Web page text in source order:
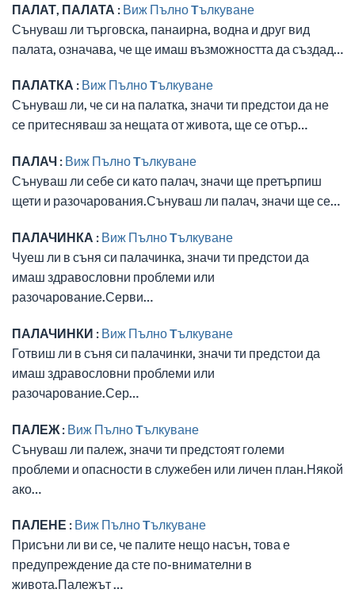
ПАЛАТ, ПАЛАТА : Виж Пълно Tълкуване
Сънуваш ли търговска, панаирна, водна и друг вид
палата, означава, че ще имаш възможността да създад…
ПАЛАТКА : Виж Пълно Tълкуване
Сънуваш ли, че си на палатка, значи ти предстои да не
се притесняваш за нещата от живота, ще се отър…
ПАЛАЧ : Виж Пълно Tълкуване
Сънуваш ли себе си като палач, значи ще претърпиш
щети и разочарования.Сънуваш ли палач, значи ще се…
ПАЛАЧИНКА : Виж Пълно Tълкуване
Чуеш ли в съня си палачинка, значи ти предстои да
имаш здравословни проблеми или
разочарование.Серви…
ПАЛАЧИНКИ : Виж Пълно Tълкуване
Готвиш ли в съня си палачинки, значи ти предстои да
имаш здравословни проблеми или
разочарование.Сер…
ПАЛЕЖ : Виж Пълно Tълкуване
Сънуваш ли палеж, значи ти предстоят големи
проблеми и опасности в служебен или личен план.Някой
ако…
ПАЛЕНЕ : Виж Пълно Tълкуване
Присъни ли ви се, че палите нещо насън, това е
предупреждение да сте по-внимателни в
живота.Палежът …